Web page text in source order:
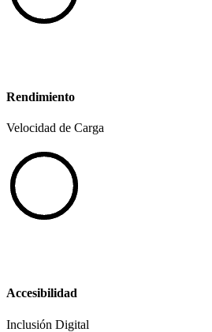
Rendimiento
Velocidad de Carga
Accesibilidad
Inclusión Digital